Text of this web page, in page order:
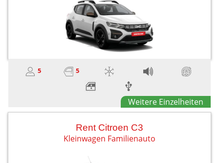
5 5
Weitere Einzelheiten
Rent Citroen C3
Kleinwagen Familienauto